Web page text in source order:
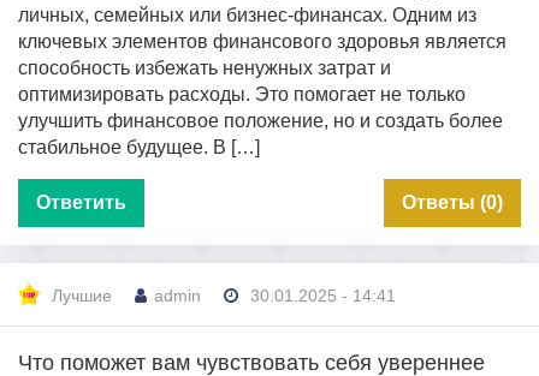
личных, семейных или бизнес-финансах. Одним из
ключевых элементов финансового здоровья является
способность избежать ненужных затрат и
оптимизировать расходы. Это помогает не только
улучшить финансовое положение, но и создать более
стабильное будущее. В […]
Ответить Ответы (0)
Лучшие admin 30.01.2025 - 14:41
Что поможет вам чувствовать себя увереннее